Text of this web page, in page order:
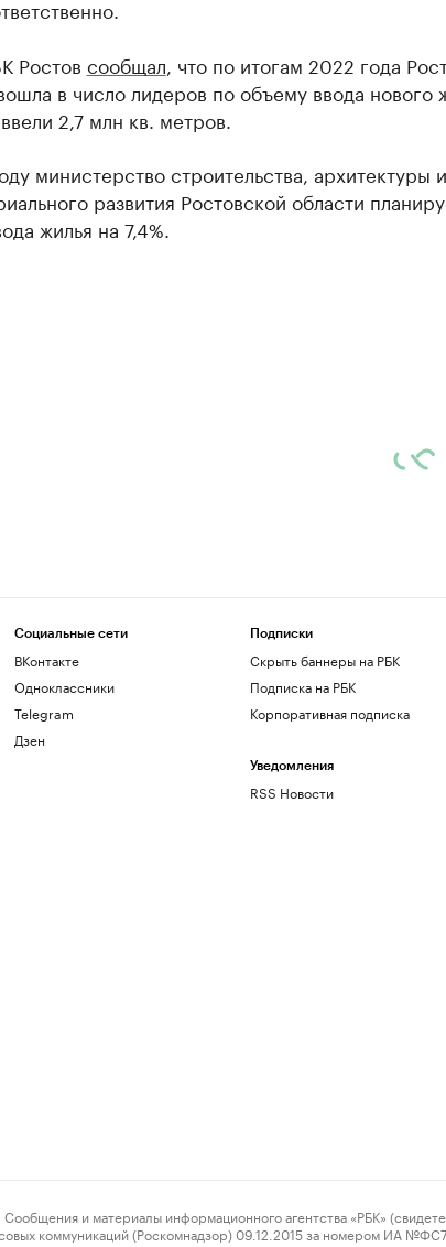
Ростов сообщал , что по итогам 2022 года
в число лидеров по объему ввода нового
2,7 млн кв. метров.
министерство строительства, архитектуры и
развития Ростовской области
жилья на 7,4%.
Социальные сети
ВКонтакте
Одноклассники
Telegram
Дзен
Подписки
Скрыть баннеры на РБК
Подписка на РБК
Корпоративная подписка
Уведомления
RSS Новости
и материалы информационного агентства «РБК»
коммуникаций (Роскомнадзор) 09.12.2015 за номером ИА